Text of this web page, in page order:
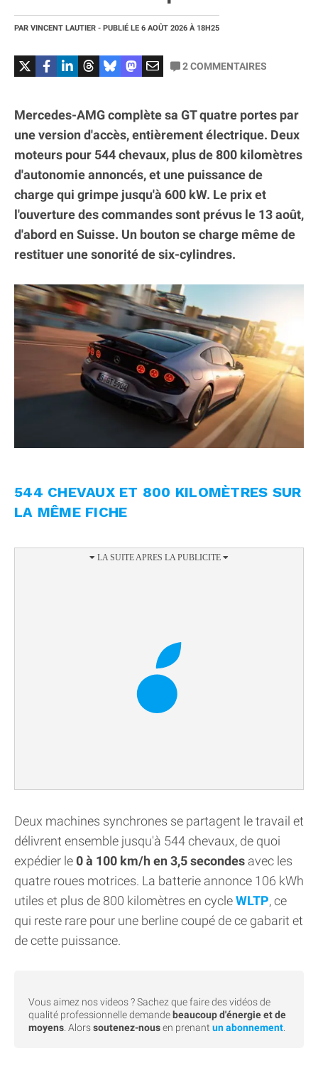
PAR VINCENT LAUTIER - PUBLIÉ LE 6 AOÛT 2026 À 18H25
2COMMENTAIRES
Mercedes-AMG complète sa GT quatre portes par
une version d'accès, entièrement électrique. Deux
moteurs pour 544 chevaux, plus de 800 kilomètres
d'autonomie annoncés, et une puissance de
charge qui grimpe jusqu'à 600 kW. Le prix et
l'ouverture des commandes sont prévus le 13 août,
d'abord en Suisse. Un bouton se charge même de
restituer une sonorité de six-cylindres.
544 CHEVAUX ET 800 KILOMÈTRES SUR
LA MÊME FICHE
Deux machines synchrones se partagent le travail et
délivrent ensemble jusqu'à 544 chevaux, de quoi
expédier le0 à 100 km/h en 3,5 secondes avec les
quatre roues motrices. La batterie annonce 106 kWh
utiles et plus de 800 kilomètres en cycleWLTP, ce
qui reste rare pour une berline coupé de ce gabarit et
de cette puissance.
Vous aimez nos videos ? Sachez que faire des vidéos de
qualité professionnelle demande beaucoup d'énergie et de
moyens . Alorssoutenez-nousen prenant un abonnement